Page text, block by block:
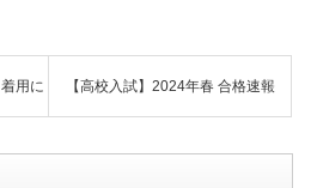
用に 【高校入試】2024年春 合格速報